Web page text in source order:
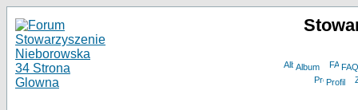
Album
FAQ
Profil